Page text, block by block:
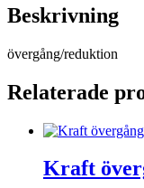
Beskrivning
övergång/reduktion
Relaterade
Kraft